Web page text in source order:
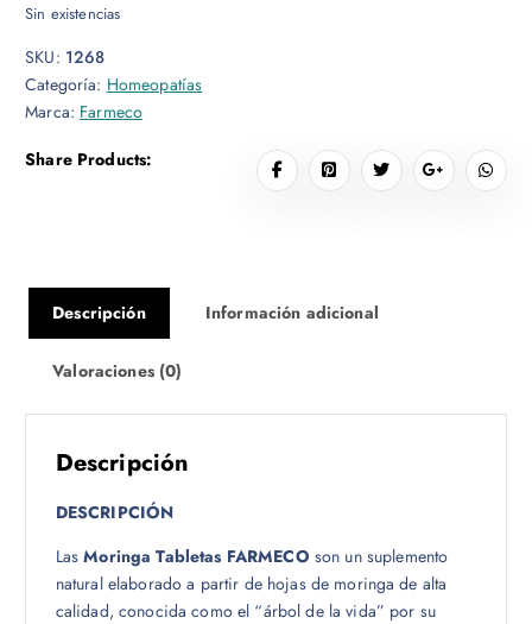
Sin existencias
SKU: 1268
Categoría: Homeopatías
Marca: Farmeco
Share Products:
Descripción Información adicional
Valoraciones (0)
Descripción
DESCRIPCIÓN
LasMoringa Tabletas FARMECO son un suplemento
natural elaborado a partir de hojas de moringa de alta
calidad, conocida como el “árbol de la vida” por su